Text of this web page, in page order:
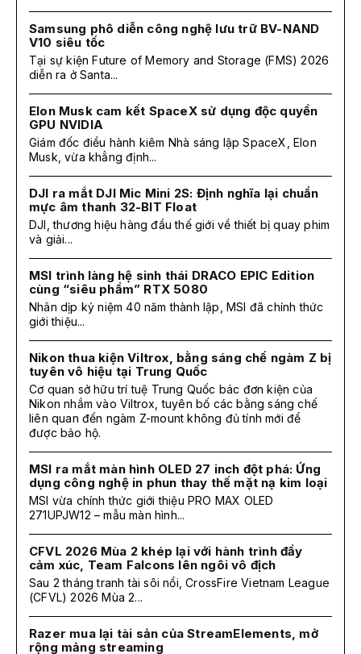
Samsung phô diễn công nghệ lưu trữ BV-NAND
V10 siêu tốc
Tại sự kiện Future of Memory and Storage (FMS) 2026
diễn ra ở Santa...
Elon Musk cam kết SpaceX sử dụng độc quyền
GPU NVIDIA
Giám đốc điều hành kiêm Nhà sáng lập SpaceX, Elon
Musk, vừa khẳng định...
DJI ra mắt DJI Mic Mini 2S: Định nghĩa lại chuẩn
mực âm thanh 32-BIT Float
DJI, thương hiệu hàng đầu thế giới về thiết bị quay phim
và giải...
MSI trình làng hệ sinh thái DRACO EPIC Edition
cùng “siêu phẩm” RTX 5080
Nhân dịp kỷ niệm 40 năm thành lập, MSI đã chính thức
giới thiệu...
Nikon thua kiện Viltrox, bằng sáng chế ngàm Z bị
tuyên vô hiệu tại Trung Quốc
Cơ quan sở hữu trí tuệ Trung Quốc bác đơn kiện của
Nikon nhắm vào Viltrox, tuyên bố các bằng sáng chế
liên quan đến ngàm Z-mount không đủ tính mới để
được bảo hộ.
MSI ra mắt màn hình OLED 27 inch đột phá: Ứng
dụng công nghệ in phun thay thế mặt nạ kim loại
MSI vừa chính thức giới thiệu PRO MAX OLED
271UPJW12 – mẫu màn hình...
CFVL 2026 Mùa 2 khép lại với hành trình đầy
cảm xúc, Team Falcons lên ngôi vô địch
Sau 2 tháng tranh tài sôi nổi, CrossFire Vietnam League
(CFVL) 2026 Mùa 2...
Razer mua lại tài sản của StreamElements, mở
rộng mảng streaming